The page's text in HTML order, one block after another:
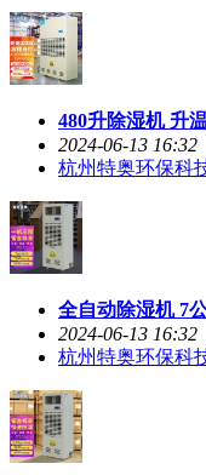
480升除湿机 升
2024-06-13 16:32
杭州特奥环保科
全自动除湿机 7
2024-06-13 16:32
杭州特奥环保科